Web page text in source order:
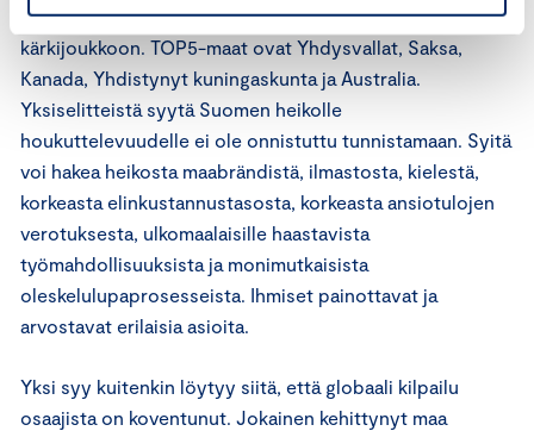
muut Pohjoismaat eivät mahdu toivemaiden
kärkijoukkoon. TOP5-maat ovat Yhdysvallat, Saksa,
Kanada, Yhdistynyt kuningaskunta ja Australia.
Yksiselitteistä syytä Suomen heikolle
houkuttelevuudelle ei ole onnistuttu tunnistamaan. Syitä
voi hakea heikosta maabrändistä, ilmastosta, kielestä,
korkeasta elinkustannustasosta, korkeasta ansiotulojen
verotuksesta, ulkomaalaisille haastavista
työmahdollisuuksista ja monimutkaisista
oleskelulupaprosesseista. Ihmiset painottavat ja
arvostavat erilaisia asioita.
Yksi syy kuitenkin löytyy siitä, että globaali kilpailu
osaajista on koventunut. Jokainen kehittynyt maa